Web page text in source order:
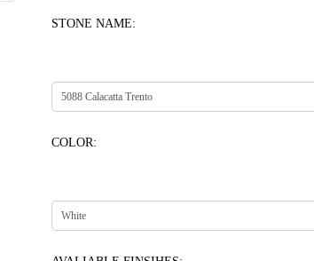
STONE NAME:
COLOR: